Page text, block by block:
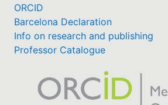
ORCID
Barcelona Declaration
Info on research and publishing
Professor Catalogue